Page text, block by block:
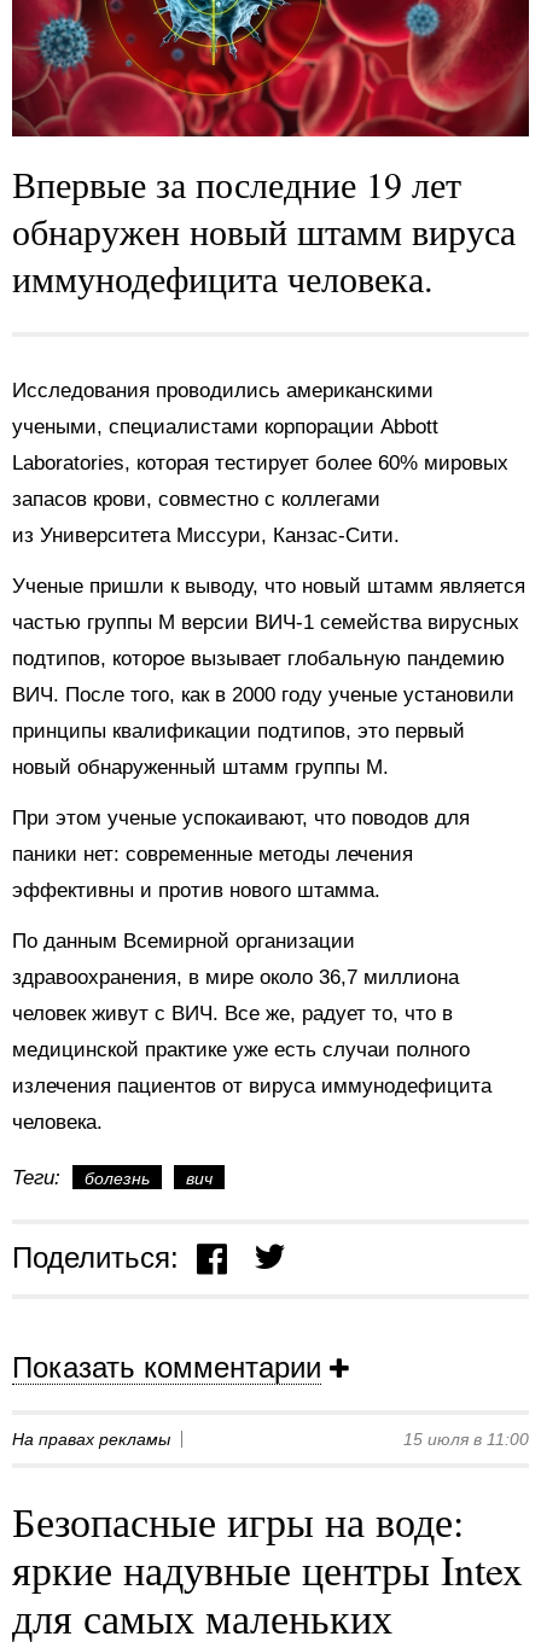
Впервые за последние 19 лет
обнаружен новый штамм вируса
иммунодефицита человека.
Исследования проводились американскими
учеными, специалистами корпорации Abbott
Laboratories, которая тестирует более 60% мировых
запасов крови, совместно с коллегами
из Университета Миссури, Канзас-Сити.
Ученые пришли к выводу, что новый штамм является
частью группы M версии ВИЧ-1 семейства вирусных
подтипов, которое вызывает глобальную пандемию
ВИЧ. После того, как в 2000 году ученые установили
принципы квалификации подтипов, это первый
новый обнаруженный штамм группы М.
При этом ученые успокаивают, что поводов для
паники нет: современные методы лечения
эффективны и против нового штамма.
По данным Всемирной организации
здравоохранения, в мире около 36,7 миллиона
человек живут с ВИЧ. Все же, радует то, что в
медицинской практике уже есть случаи полного
излечения пациентов от вируса иммунодефицита
человека.
Теги: болезнь вич
Поделиться:
Показать комментарии
На правах рекламы 15 июля в 11:00
Безопасные игры на воде:
яркие надувные центры Intex
для самых маленьких